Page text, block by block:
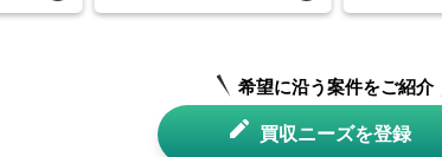
希望に沿う案件をご紹介
買収ニーズを登録